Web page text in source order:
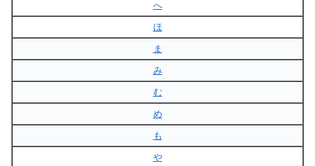
へ
ほ
ま
み
む
め
も
や